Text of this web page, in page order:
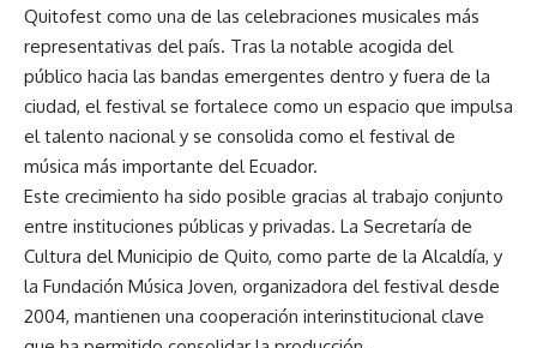
Quitofest como una de las celebraciones musicales más
representativas del país. Tras la notable acogida del
público hacia las bandas emergentes dentro y fuera de la
ciudad, el festival se fortalece como un espacio que impulsa
el talento nacional y se consolida como el festival de
música más importante del Ecuador.
Este crecimiento ha sido posible gracias al trabajo conjunto
entre instituciones públicas y privadas. La Secretaría de
Cultura del Municipio de Quito, como parte de la Alcaldía, y
la Fundación Música Joven, organizadora del festival desde
2004, mantienen una cooperación interinstitucional clave